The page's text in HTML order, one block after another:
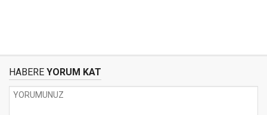
HABERE YORUM KAT